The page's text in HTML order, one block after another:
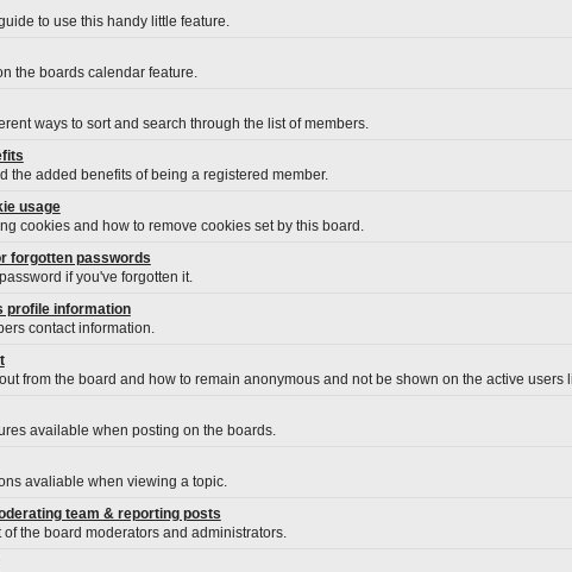
to use this handy little feature.
the boards calendar feature.
ways to sort and search through the list of members.
the added benefits of being a registered member.
usage
cookies and how to remove cookies set by this board.
forgotten passwords
if you've forgotten it.
profile information
contact information.
from the board and how to remain anonymous and not be shown on the active users
available when posting on the boards.
avaliable when viewing a topic.
team & reporting posts
of the board moderators and administrators.